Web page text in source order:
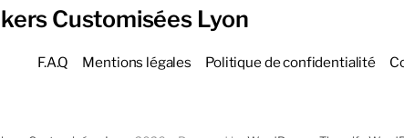
Customisées Lyon
F.A.Q Mentions légales Politique de confidentialité